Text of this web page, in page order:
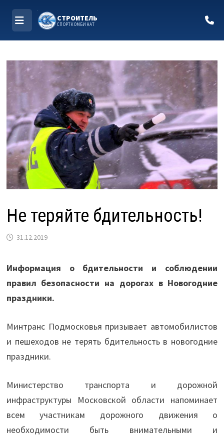
содержимому
МЕНЮ
СТРОИТЕЛЬ
СПОРТКОМБИНАТ
Не теряйте бдительность!
31.12.2019
Информация о бдительности и соблюдении
правил безопасности на дорогах в Новогодние
праздники.
Минтранс Подмосковья призывает автомобилистов
и пешеходов не терять бдительность в новогодние
праздники.
Министерство транспорта и дорожной
инфраструктуры Московской области напоминает
всем участникам дорожного движения о
необходимости быть внимательными и